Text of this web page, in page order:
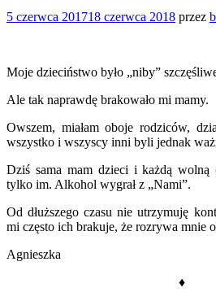
5 czerwca 201718 czerwca 2018 przez
Moje dzieciństwo było „niby”
Ale tak naprawdę brakowało mi mamy.
Owszem, miałam oboje rodziców,
wszystko i wszyscy inni byli jednak
Dziś sama mam dzieci i każdą wolną
tylko im. Alkohol wygrał z „Nami”.
Od dłuższego czasu nie utrzymuję
mi często ich brakuje, że rozrywa mnie
Agnieszka
♦